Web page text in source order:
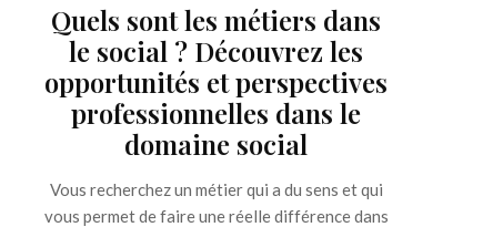
Quels sont les métiers dans
le social ? Découvrez les
opportunités et perspectives
professionnelles dans le
domaine social
Vous recherchez un métier qui a du sens et qui
vous permet de faire une réelle différence dans